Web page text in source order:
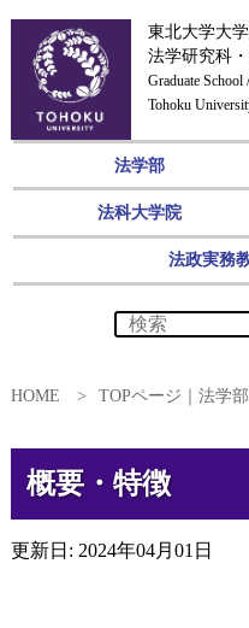
東北大学大
法学研究科
Graduate
Tohoku
法学部
法科大学院
法政実務
HOME TOPページ｜法学部
概要・特徴
更新日: 2024年04月01日